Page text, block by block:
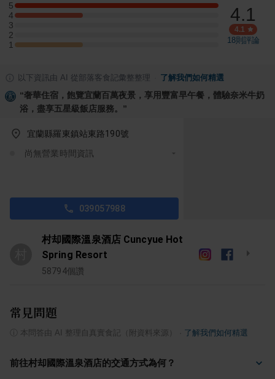
5
5 星：3 則評論
4
4 星：1 則評論
3
3 星：0 則評論
2
2 星：0 則評論
1
1 星：1 則評論
4.1
4.1
18則評論
以下資訊由 AI 從部落客食記彙整整理 了解我們如何精選
“奢華住宿，飽覽宜蘭百萬夜景，享用豐富早午餐，體驗奈米牛奶
浴，盡享五星級飯店服務。 ”
宜蘭縣羅東鎮站東路190號
尚無營業時間資訊
039057988
村却國際溫泉酒店 Cuncyue Hot
Spring Resort
58794個讚
常見問題
本問答由 AI 整理自真實食記（附資料來源） 了解我們如何精選
前往村却國際溫泉酒店的交通方式為何？